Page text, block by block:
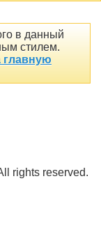
в данный
стилем.
главную
rights reserved.